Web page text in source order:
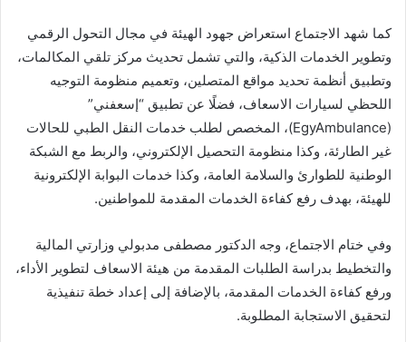
كما شهد الاجتماع استعراض جهود الهيئة في مجال التحول الرقمي
وتطوير الخدمات الذكية، والتي تشمل تحديث مركز تلقي المكالمات،
وتطبيق أنظمة تحديد مواقع المتصلين، وتعميم منظومة التوجيه
اللحظي لسيارات الاسعاف، فضلًا عن تطبيق “إسعفني”
(EgyAmbulance)، المخصص لطلب خدمات النقل الطبي للحالات
غير الطارئة، وكذا منظومة التحصيل الإلكتروني، والربط مع الشبكة
الوطنية للطوارئ والسلامة العامة، وكذا خدمات البوابة الإلكترونية
للهيئة، بهدف رفع كفاءة الخدمات المقدمة للمواطنين.
وفي ختام الاجتماع، وجه الدكتور مصطفى مدبولي وزارتي المالية
والتخطيط بدراسة الطلبات المقدمة من هيئة الاسعاف لتطوير الأداء،
ورفع كفاءة الخدمات المقدمة، بالإضافة إلى إعداد خطة تنفيذية
لتحقيق الاستجابة المطلوبة.